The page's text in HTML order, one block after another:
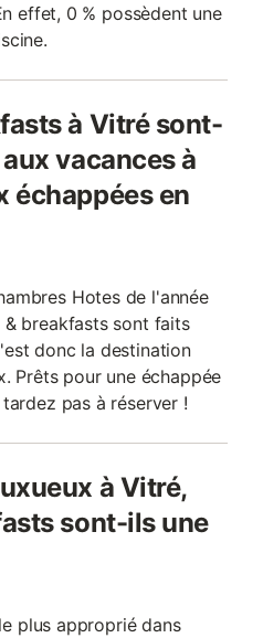
effet, 0 % possèdent une
à Vitré sont-
vacances à
échappées en
Hotes de l'année
& breakfasts sont faits
donc la destination
Prêts pour une échappée
pas à réserver !
à Vitré,
sont-ils une
plus approprié dans